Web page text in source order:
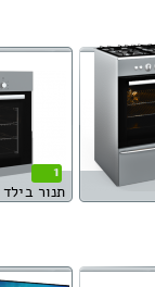
1
תנור בילד